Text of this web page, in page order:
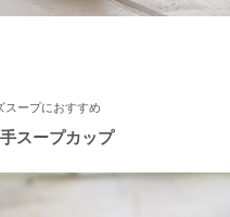
ブルーのきれいな器、入荷し
のお茶碗♪
スープにおすすめ
スープカップ